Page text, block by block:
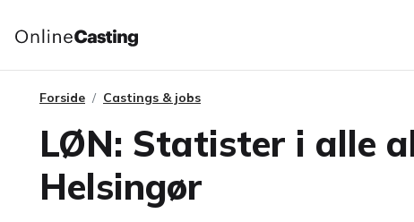
Forside Castings & jobs
LØN: Statister i alle
Helsingør